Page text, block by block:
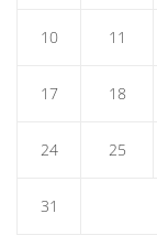
10 11
17 18
24 25
31